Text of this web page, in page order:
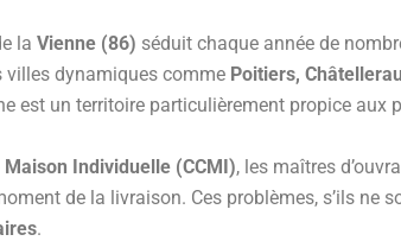
la Vienne (86) séduit chaque année de
villes dynamiques comme Poitiers,
est un territoire particulièrement propice aux
Individuelle (CCMI), les maîtres
de la livraison. Ces problèmes, s’ils ne
.